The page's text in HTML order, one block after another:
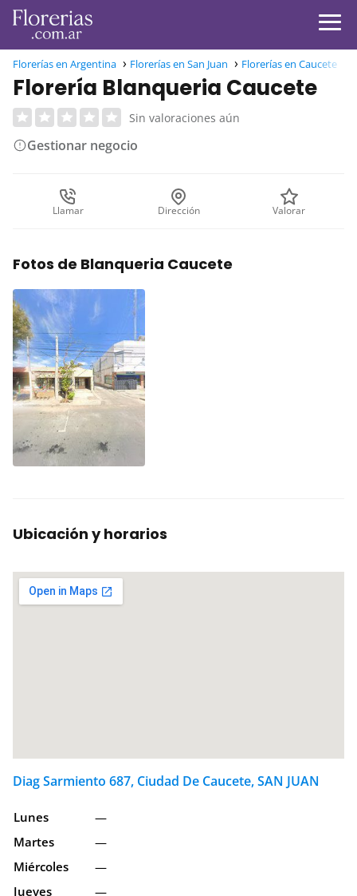
Florerías en Argentina Florerías en San Juan Florerías en Caucete
Florería Blanqueria Caucete
Sin valoraciones aún
Gestionar negocio
Llamar Dirección Valorar
Fotos de Blanqueria Caucete
Ubicación y horarios
Diag Sarmiento 687, Ciudad De Caucete, SAN JUAN
Lunes
—
Martes
—
Miércoles
—
Jueves
—